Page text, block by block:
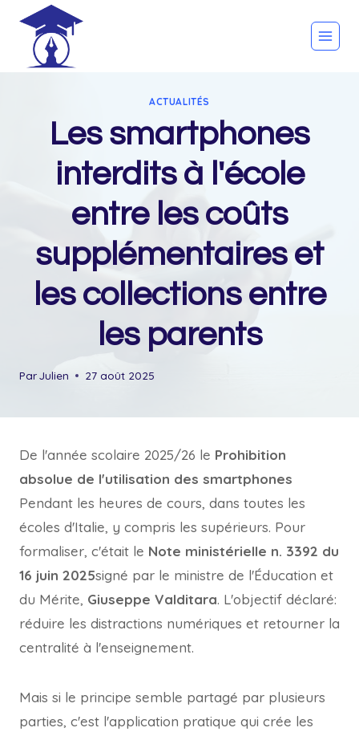
content
ACTUALITÉS
Les smartphones
interdits à l'école
entre les coûts
supplémentaires et
les collections entre
les parents
ParJulien 27 août 2025
De l'année scolaire 2025/26 le Prohibition
absolue de l'utilisation des smartphones
Pendant les heures de cours, dans toutes les
écoles d'Italie, y compris les supérieurs. Pour
formaliser, c'était le Note ministérielle n. 3392 du
16 juin 2025signé par le ministre de l'Éducation et
du Mérite, Giuseppe Valditara. L'objectif déclaré:
réduire les distractions numériques et retourner la
centralité à l'enseignement.
Mais si le principe semble partagé par plusieurs
parties, c'est l'application pratique qui crée les